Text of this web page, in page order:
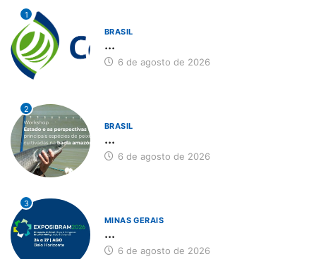
1
BRASIL
...
6 de agosto de 2026
2
BRASIL
...
6 de agosto de 2026
3
MINAS GERAIS
...
6 de agosto de 2026